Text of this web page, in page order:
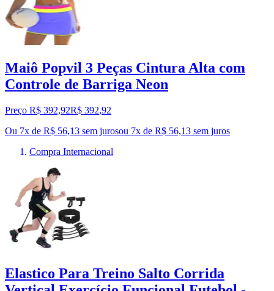
Maiô Popvil 3 Peças Cintura Alta com
Controle de Barriga Neon
Preço R$ 392,92R$ 392,92
Ou 7x de R$ 56,13 sem jurosou 7x de R$ 56,13 sem juros
Compra Internacional
Elastico Para Treino Salto Corrida